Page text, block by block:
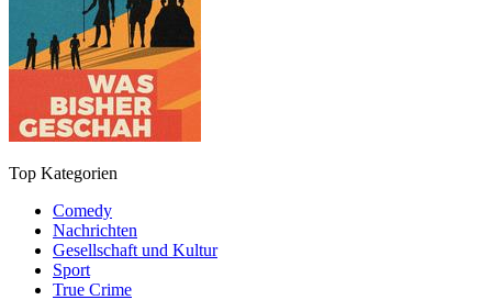
Top Kategorien
Comedy
Nachrichten
Gesellschaft und Kultur
Sport
True Crime